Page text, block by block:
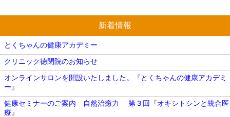
新着情報
とくちゃんの健康アカデミー
クリニック徳閉院のお知らせ
オンラインサロンを開設いたしました。『とくちゃんの健康アカデミ
ー』
健康セミナーのご案内 自然治癒力 第３回『オキシトシンと統合医
療』